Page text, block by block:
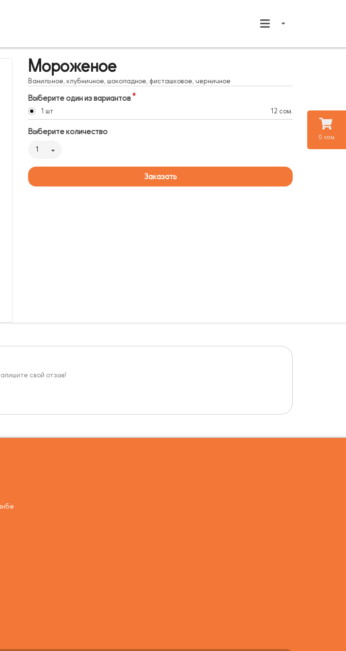
0 сом.
Мороженое
Ванильное, клубничное, шоколадное, фисташковое, черничное
Выберите один из вариантов
1 шт 12 сом.
Выберите количество
1
Заказать
свой отзыв!